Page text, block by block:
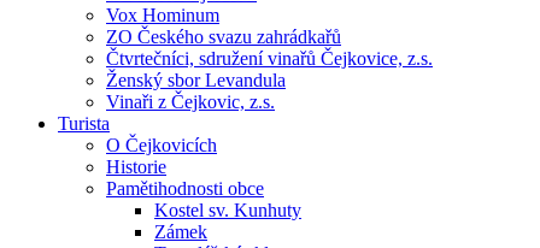
Vox Hominum
ZO Českého svazu zahrádkařů
Čtvrtečníci, sdružení vinařů Čejkovice, z.s.
Ženský sbor Levandula
Vinaři z Čejkovic, z.s.
Turista
O Čejkovicích
Historie
Pamětihodnosti obce
Kostel sv. Kunhuty
Zámek